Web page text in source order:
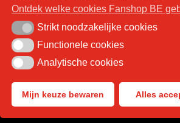
Privacy
Retourneren
Algemene voorwaarden
BTW
Fan-shop.be © Copyright 2026 | Gemaakt
Ontdek welke cookies Fanshop BE
Strikt noodzakelijke cookies
Strikt noodzakelijke cookies
Functionele cookies
Functionele cookies
Analytische cookies
Analytische cookies
Mijn keuze bewaren Alles